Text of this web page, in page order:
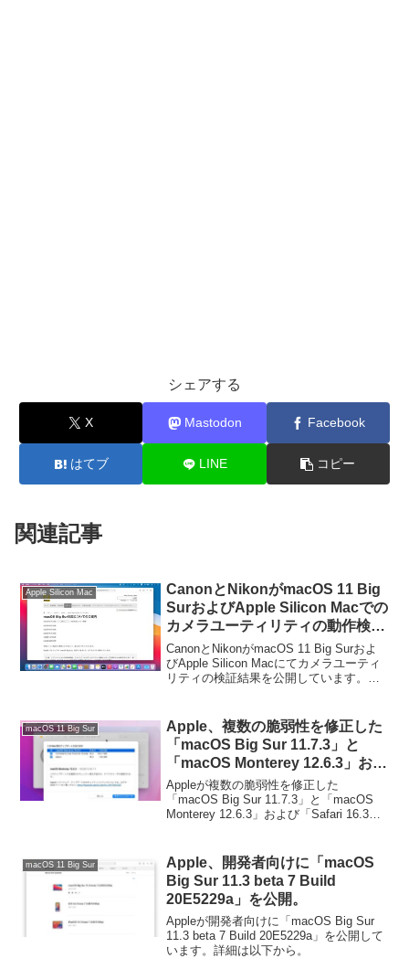
シェアする
X Mastodon Facebook
はてブ LINE コピー
関連記事
Apple Silicon Mac
CanonとNikonがmacOS 11 Big
SurおよびApple Silicon Macでの
カメラユーティリティの動作検証
結果を公開。
CanonとNikonがmacOS 11 Big Surおよ
びApple Silicon Macにてカメラユーティ
リティの検証結果を公開しています。詳
macOS 11 Big Sur
Apple、複数の脆弱性を修正した
「macOS Big Sur 11.7.3」と
「macOS Monterey 12.6.3」およ
び「Safari 16.3」をリリース。
Appleが複数の脆弱性を修正した
「macOS Big Sur 11.7.3」と「macOS
Monterey 12.6.3」および「Safari 16.3」
macOS 11 Big Sur
Apple、開発者向けに「macOS
Big Sur 11.3 beta 7 Build
20E5229a」を公開。
Appleが開発者向けに「macOS Big Sur
11.3 beta 7 Build 20E5229a」を公開して
います。詳細は以下から。